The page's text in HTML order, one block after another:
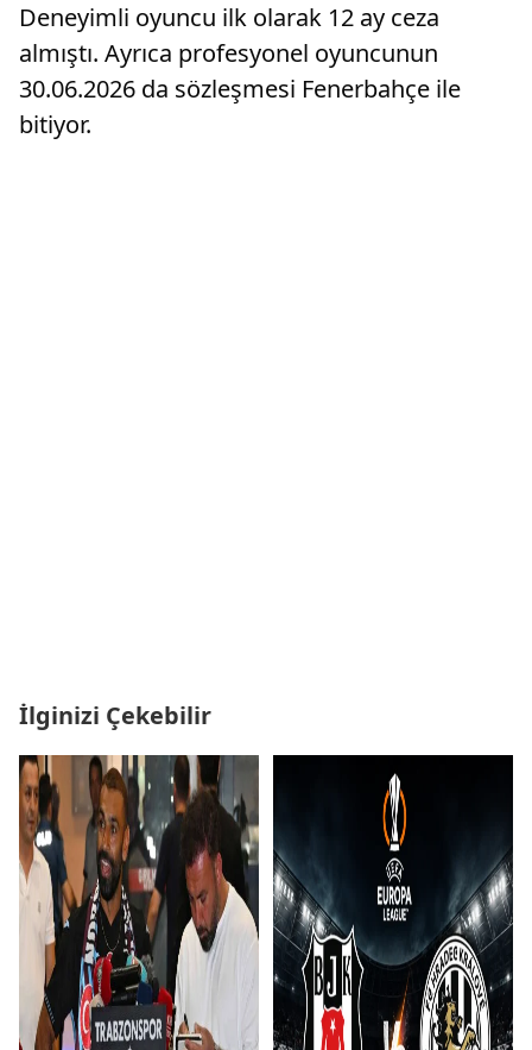
Deneyimli oyuncu ilk olarak 12 ay ceza
almıştı. Ayrıca profesyonel oyuncunun
30.06.2026 da sözleşmesi Fenerbahçe ile
bitiyor.
İlginizi Çekebilir